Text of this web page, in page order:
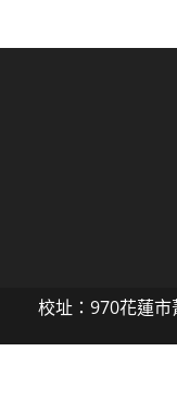
校址：970花蓮